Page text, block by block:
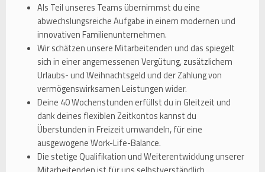
Als Teil unseres Teams übernimmst du eine
abwechslungsreiche Aufgabe in einem modernen und
innovativen Familienunternehmen.
Wir schätzen unsere Mitarbeitenden und das spiegelt
sich in einer angemessenen Vergütung, zusätzlichem
Urlaubs- und Weihnachtsgeld und der Zahlung von
vermögenswirksamen Leistungen wider.
Deine 40 Wochenstunden erfüllst du in Gleitzeit und
dank deines flexiblen Zeitkontos kannst du
Überstunden in Freizeit umwandeln, für eine
ausgewogene Work-Life-Balance.
Die stetige Qualifikation und Weiterentwicklung unserer